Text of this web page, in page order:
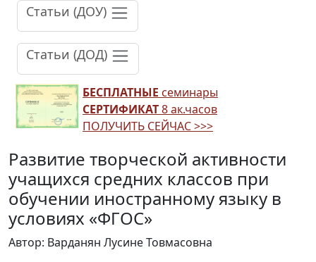
Статьи (ДОУ)
Статьи (ДОД)
БЕСПЛАТНЫЕ семинары
СЕРТИФИКАТ8 ак.часов
ПОЛУЧИТЬ СЕЙЧАС >>>
Развитие творческой активности
учащихся средних классов при
обучении иностранному языку в
условиях «ФГОС»
Автор: Варданян Лусине Товмасовна